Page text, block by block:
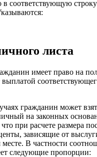
в соответствующую
листа
имеет право на
гражданин может
на законных
при расчете размера
зависящие от
В частности
следующие пропорции: